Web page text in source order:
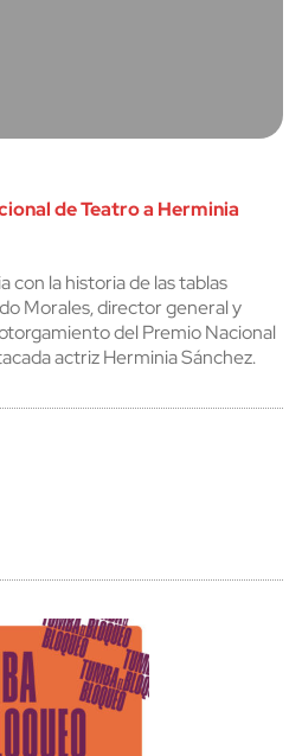
de Teatro a Herminia
con la historia de las tablas
Morales, director general y
del Premio Nacional
actriz Herminia Sánchez.